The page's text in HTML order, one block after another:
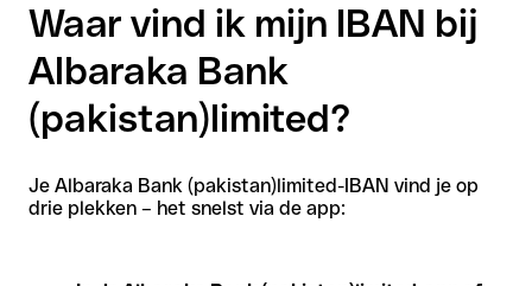
Waar vind ik mijn IBAN bij
Albaraka Bank
(pakistan)limited?
Je Albaraka Bank (pakistan)limited-IBAN vind je op
drie plekken – het snelst via de app: